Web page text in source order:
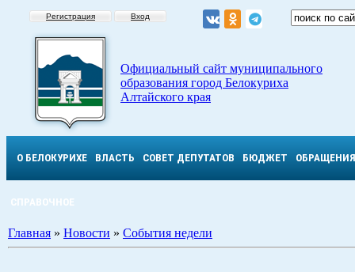
Регистрация Вход
Официальный сайт муниципального
образования город Белокуриха
Алтайского края
О БЕЛОКУРИХЕ ВЛАСТЬ СОВЕТ ДЕПУТАТОВ БЮДЖЕТ ОБРАЩЕНИЯ
СПРАВОЧНОЕ
Главная » Новости » События недели